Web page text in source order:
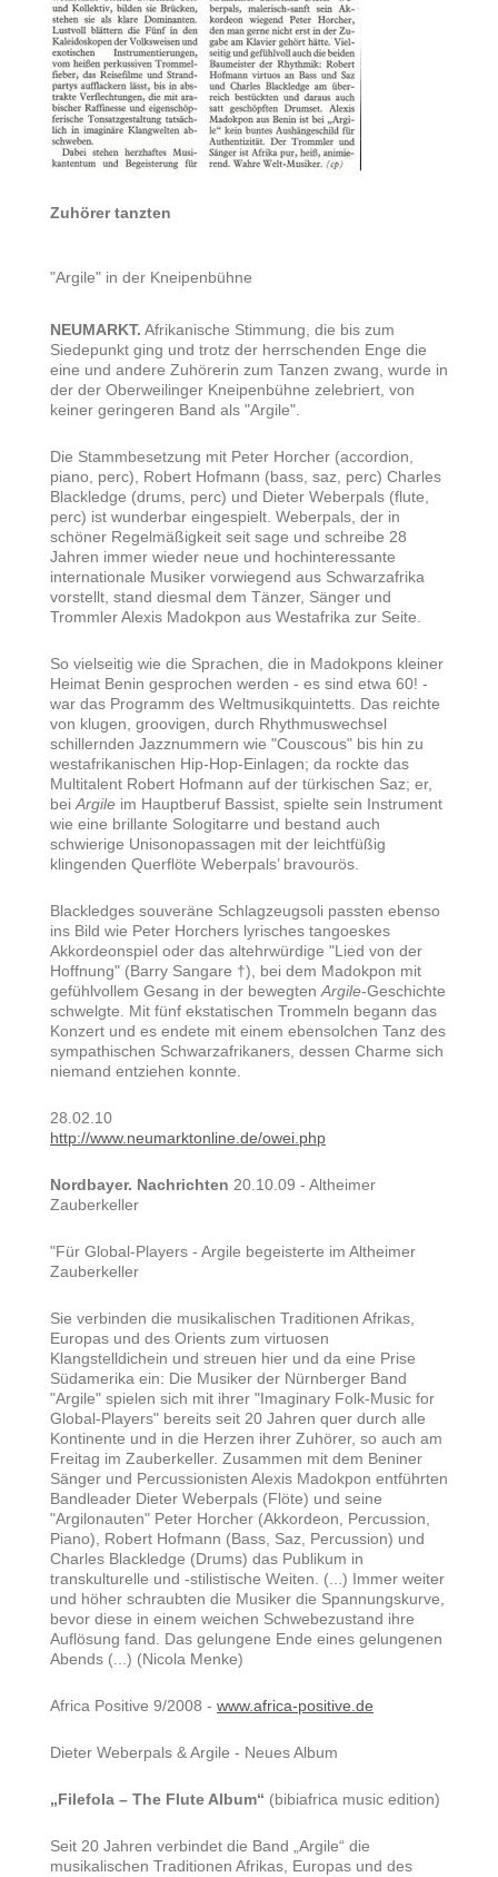
Zuhörer tanzten
"Argile" in der Kneipenbühne
NEUMARKT. Afrikanische Stimmung, die bis zum
Siedepunkt ging und trotz der herrschenden Enge die
eine und andere Zuhörerin zum Tanzen zwang, wurde in
der der Oberweilinger Kneipenbühne zelebriert, von
keiner geringeren Band als "Argile".
Die Stammbesetzung mit Peter Horcher (accordion,
piano, perc), Robert Hofmann (bass, saz, perc) Charles
Blackledge (drums, perc) und Dieter Weberpals (flute,
perc) ist wunderbar eingespielt. Weberpals, der in
schöner Regelmäßigkeit seit sage und schreibe 28
Jahren immer wieder neue und hochinteressante
internationale Musiker vorwiegend aus Schwarzafrika
vorstellt, stand diesmal dem Tänzer, Sänger und
Trommler Alexis Madokpon aus Westafrika zur Seite.
So vielseitig wie die Sprachen, die in Madokpons kleiner
Heimat Benin gesprochen werden - es sind etwa 60! -
war das Programm des Weltmusikquintetts. Das reichte
von klugen, groovigen, durch Rhythmuswechsel
schillernden Jazznummern wie "Couscous" bis hin zu
westafrikanischen Hip-Hop-Einlagen; da rockte das
Multitalent Robert Hofmann auf der türkischen Saz; er,
beiArgile im Hauptberuf Bassist, spielte sein Instrument
wie eine brillante Sologitarre und bestand auch
schwierige Unisonopassagen mit der leichtfüßig
klingenden Querflöte Weberpals’ bravourös.
Blackledges souveräne Schlagzeugsoli passten ebenso
ins Bild wie Peter Horchers lyrisches tangoeskes
Akkordeonspiel oder das altehrwürdige "Lied von der
Hoffnung" (Barry Sangare †), bei dem Madokpon mit
gefühlvollem Gesang in der bewegtenArgile-Geschichte
schwelgte. Mit fünf ekstatischen Trommeln begann das
Konzert und es endete mit einem ebensolchen Tanz des
sympathischen Schwarzafrikaners, dessen Charme sich
niemand entziehen konnte.
28.02.10
http://www.neumarktonline.de/owei.php
Nordbayer. Nachrichten 20.10.09 - Altheimer
Zauberkeller
"Für Global-Players - Argile begeisterte im Altheimer
Zauberkeller
Sie verbinden die musikalischen Traditionen Afrikas,
Europas und des Orients zum virtuosen
Klangstelldichein und streuen hier und da eine Prise
Südamerika ein: Die Musiker der Nürnberger Band
"Argile" spielen sich mit ihrer "Imaginary Folk-Music for
Global-Players" bereits seit 20 Jahren quer durch alle
Kontinente und in die Herzen ihrer Zuhörer, so auch am
Freitag im Zauberkeller. Zusammen mit dem Beniner
Sänger und Percussionisten Alexis Madokpon entführten
Bandleader Dieter Weberpals (Flöte) und seine
"Argilonauten" Peter Horcher (Akkordeon, Percussion,
Piano), Robert Hofmann (Bass, Saz, Percussion) und
Charles Blackledge (Drums) das Publikum in
transkulturelle und -stilistische Weiten. (...) Immer weiter
und höher schraubten die Musiker die Spannungskurve,
bevor diese in einem weichen Schwebezustand ihre
Auflösung fand. Das gelungene Ende eines gelungenen
Abends (...) (Nicola Menke)
Africa Positive 9/2008 - www.africa-positive.de
Dieter Weberpals & Argile - Neues Album
„Filefola – The Flute Album“ (bibiafrica music edition)
Seit 20 Jahren verbindet die Band „Argile“ die
musikalischen Traditionen Afrikas, Europas und des